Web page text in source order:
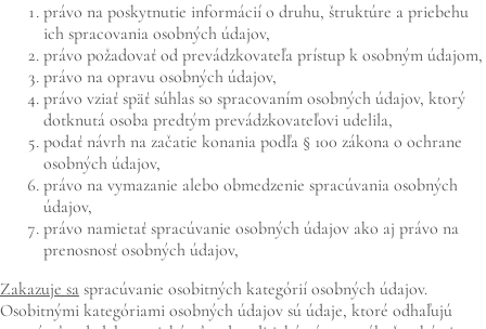
právo na poskytnutie informácií o druhu, štruktúre a priebehu
ich spracovania osobných údajov,
právo požadovať od prevádzkovateľa prístup k osobným údajom,
právo na opravu osobných údajov,
právo vziať späť súhlas so spracovaním osobných údajov, ktorý
dotknutá osoba predtým prevádzkovateľovi udelila,
podať návrh na začatie konania podľa § 100 zákona o ochrane
osobných údajov,
právo na vymazanie alebo obmedzenie spracúvania osobných
údajov,
právo namietať spracúvanie osobných údajov ako aj právo na
prenosnosť osobných údajov,
Zakazuje sa spracúvanie osobitných kategórií osobných údajov.
Osobitnými kategóriami osobných údajov sú údaje, ktoré odhaľujú